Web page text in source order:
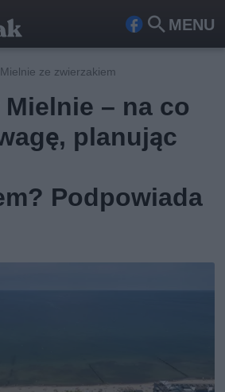
MENU
Fa Szu
ze zwierzakiem
– na co
planując
Podpowiada